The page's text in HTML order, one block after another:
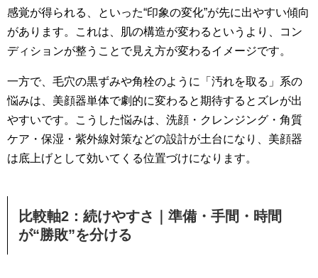
感覚が得られる、といった“印象の変化”が先に出やすい傾向
があります。これは、肌の構造が変わるというより、コン
ディションが整うことで見え方が変わるイメージです。
一方で、毛穴の黒ずみや角栓のように「汚れを取る」系の
悩みは、美顔器単体で劇的に変わると期待するとズレが出
やすいです。こうした悩みは、洗顔・クレンジング・角質
ケア・保湿・紫外線対策などの設計が土台になり、美顔器
は底上げとして効いてくる位置づけになります。
比較軸2：続けやすさ｜準備・手間・時間
が“勝敗”を分ける